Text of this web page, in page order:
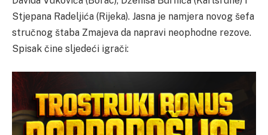
Stjepana Radeljića (Rijeka). Jasna je namjera novog šefa
stručnog štaba Zmajeva da napravi neophodne rezove.
Spisak čine sljedeći igrači: